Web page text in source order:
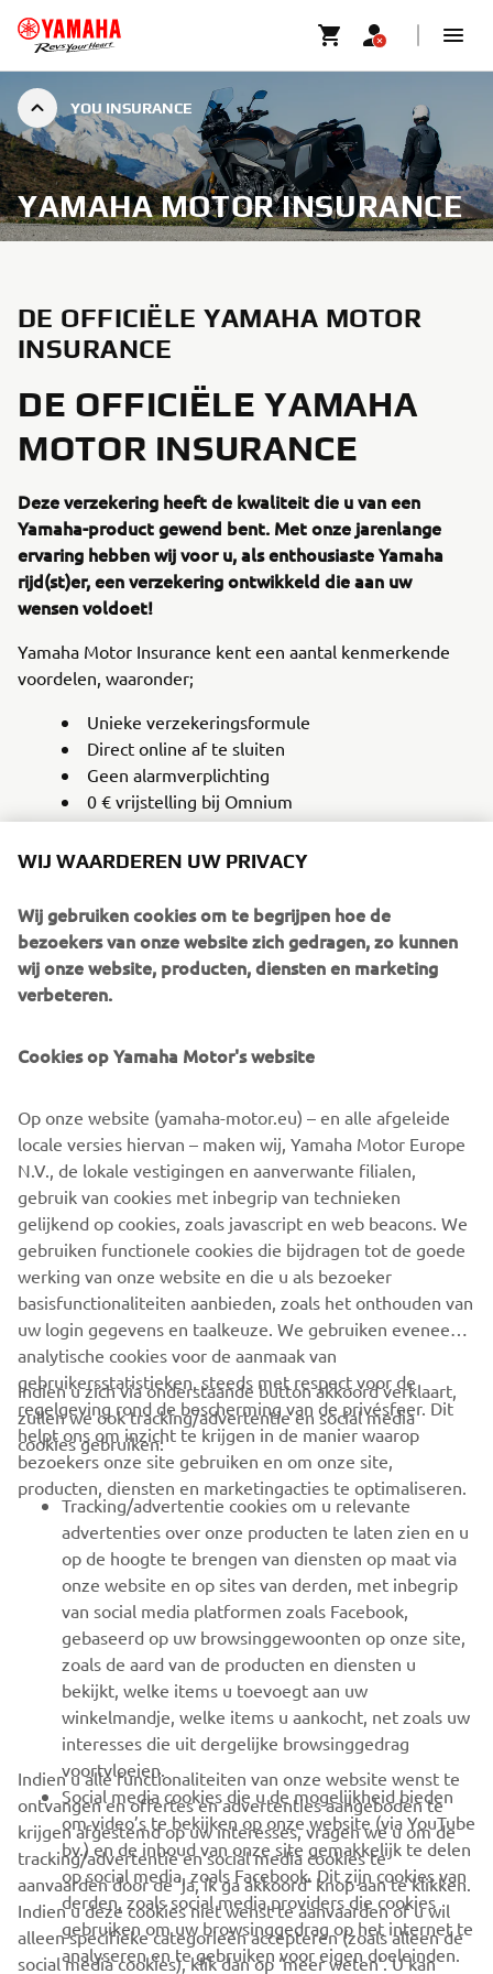
YOU INSURANCE
YAMAHA MOTOR INSURANCE
DE OFFICIËLE YAMAHA MOTOR
INSURANCE
DE OFFICIËLE YAMAHA
MOTOR INSURANCE
Deze verzekering heeft de kwaliteit die u van een
Yamaha-product gewend bent. Met onze jarenlange
ervaring hebben wij voor u, als enthousiaste Yamaha
rijd(st)er, een verzekering ontwikkeld die aan uw
wensen voldoet!
Yamaha Motor Insurance kent een aantal kenmerkende
voordelen, waaronder;
Unieke verzekeringsformule
Direct online af te sluiten
Geen alarmverplichting
0 € vrijstelling bij Omnium
36 maanden als nieuw verzekerd
Full Omnium mogelijk voor moto's tot 15 jaar
combinatie met de autoverzekering!
Overstapservice
Premie berekenen en verzekering afsluiten.
meer informatie bel 0032 808 49 61 of
Via onderstaande button verlaat je de website yamaha-
motor.eu en wordt u automatisch doorverwezen naar
Yamahamotorinsurance.be. Yamahamotorinsurance.be is
onderdeel van Combi Motors Verzekeringen B.V.
PREMIE BEREKENEN
CORPORATE
BUSINESS
MEER YAMAHA
SUPPORT
NIEUWSBRIEF
Wees de eerste die meer te weten komt over de nieuwste deals,
speciale evenementen, nieuwe producten en nog veel meer
ABONNEREN
Lees ons privacybeleid om te leren hoe we uw persoonlijke
gegevens verwerken:Privacyverklaring
bezoekers van onze website zich gedragen, zo kunnen
wij onze website, producten, diensten en marketing
verbeteren.
locale versies hiervan – maken wij, Yamaha Motor Europe
N.V., de lokale vestigingen en aanverwante filialen,
gebruik van cookies met inbegrip van technieken
gelijkend op cookies, zoals javascript en web beacons. We
gebruiken functionele cookies die bijdragen tot de goede
werking van onze website en die u als bezoeker
basisfunctionaliteiten aanbieden, zoals het onthouden van
uw login gegevens en taalkeuze. We gebruiken eveneens
analytische cookies voor de aanmaak van
gebruikersstatistieken, steeds met respect voor de
regelgeving rond de bescherming van de privésfeer. Dit
helpt ons om inzicht te krijgen in de manier waarop
bezoekers onze site gebruiken en om onze site,
producten, diensten en marketingacties te optimaliseren.
Indien u zich via onderstaande button akkoord verklaart,
zullen we ook tracking/advertentie en social media
cookies gebruiken:
Tracking/advertentie cookies om u relevante
advertenties over onze producten te laten zien en u
op de hoogte te brengen van diensten op maat via
onze website en op sites van derden, met inbegrip
van social media platformen zoals Facebook,
gebaseerd op uw browsinggewoonten op onze site,
zoals de aard van de producten en diensten u
bekijkt, welke items u toevoegt aan uw
winkelmandje, welke items u aankocht, net zoals uw
interesses die uit dergelijke browsinggedrag
voortvloeien.
Social media cookies die u de mogelijkheid bieden
om video’s te bekijken op onze website (via YouTube
bv.) en de inhoud van onze site gemakkelijk te delen
op social media, zoals Facebook. Dit zijn cookies van
derden, zoals social media providers die cookies
gebruiken om uw browsinggedrag op het internet te
analyseren en te gebruiken voor eigen doeleinden.
Indien u alle functionaliteiten van onze website wenst te
ontvangen en offertes en advertenties aangeboden te
krijgen afgestemd op uw interesses, vragen we u om de
tracking/advertentie en social media cookies te
aanvaarden door de ‘ja, ik ga akkoord’ knop aan te klikken.
Indien u deze cookies niet wenst te aanvaarden of u wil
alleen specifieke categorieën accepteren (zoals alleen de
social media cookies), klik dan op ‘meer weten’. U kan